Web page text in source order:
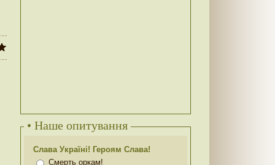
• Наше опитування
Слава Україні! Героям Слава!
Смерть оркам!